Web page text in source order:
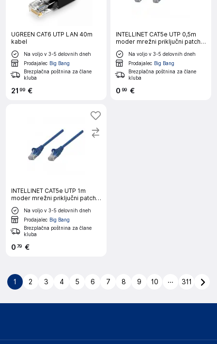
UGREEN CAT6 UTP LAN 40m
kabel
Na voljo v 3-5 delovnih dneh
Prodajalec Big Bang
Brezplačna poštnina za člane
kluba
21 99 €
INTELLINET CAT5e UTP 0,5m
moder mrežni priključni patch
kabel
Na voljo v 3-5 delovnih dneh
Prodajalec Big Bang
Brezplačna poštnina za člane
kluba
0 99 €
INTELLINET CAT5e UTP 1m
moder mrežni priključni patch
kabel
Na voljo v 3-5 delovnih dneh
Prodajalec Big Bang
Brezplačna poštnina za člane
kluba
0 79 €
1 2 3 4 5 6 7 8 9 10 ... 311